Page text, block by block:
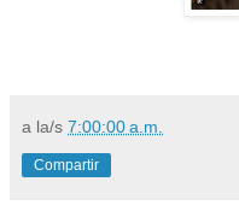
a la/s 7:00:00 a.m.
Compartir